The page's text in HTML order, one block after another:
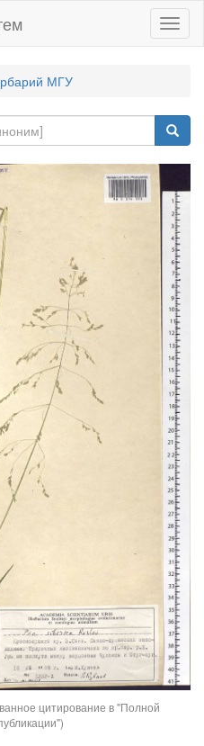
МГУ
цитирование в "Полной